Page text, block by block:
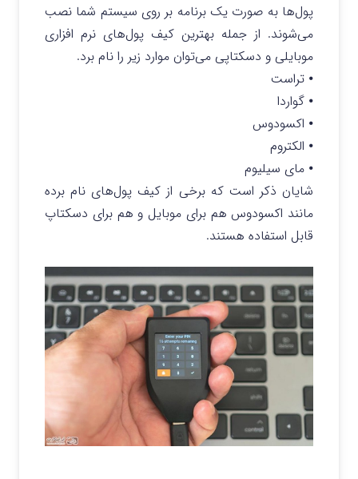
پول‌ها به صورت یک برنامه بر روی سیستم شما نصب
می‌شوند. از جمله بهترین کیف پول‌های نرم افزاری
موبایلی و دسکتاپی می‌توان موارد زیر را نام برد.
⦁ تراست
⦁ گواردا
⦁ اکسودوس
⦁ الکتروم
⦁ مای سیلیوم
شایان ذکر است که برخی از کیف پول‌های نام برده
مانند اکسودوس هم برای موبایل و هم برای دسکتاپ
قابل استفاده هستند.